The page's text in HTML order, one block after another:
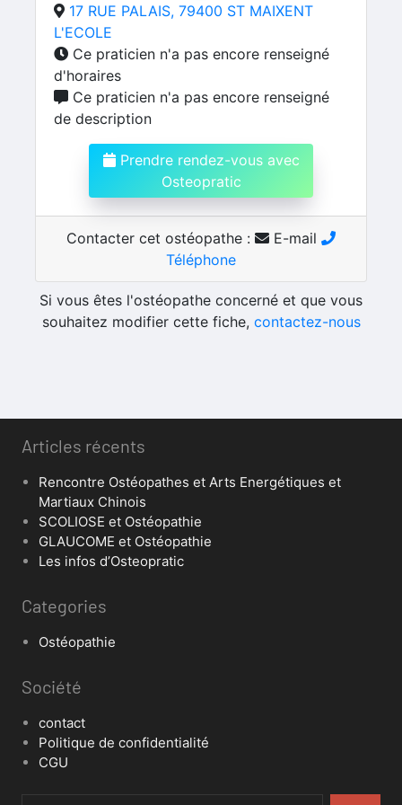
17 RUE PALAIS, 79400 ST MAIXENT
L'ECOLE
Ce praticien n'a pas encore renseigné
d'horaires
Ce praticien n'a pas encore renseigné
de description
Prendre rendez-vous avec
Osteopratic
Contacter cet ostéopathe :
E-mail
Téléphone
Si vous êtes l'ostéopathe concerné et que vous
souhaitez modifier cette fiche, contactez-nous
Articles récents
Rencontre Ostéopathes et Arts Energétiques et
Martiaux Chinois
SCOLIOSE et Ostéopathie
GLAUCOME et Ostéopathie
Les infos d’Osteopratic
Categories
Ostéopathie
Société
contact
Politique de confidentialité
CGU